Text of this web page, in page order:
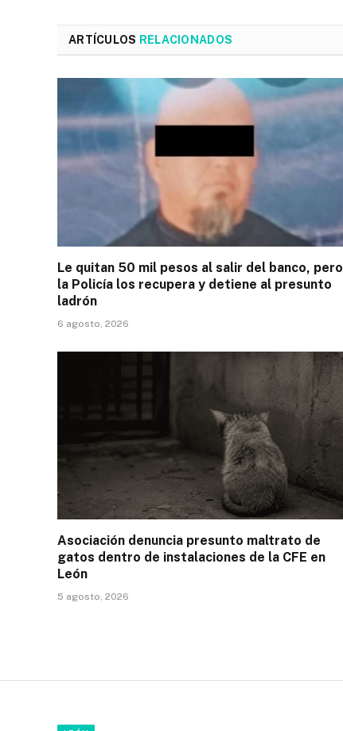
ARTÍCULOS RELACIONADOS
Le quitan 50 mil pesos al salir del banco, pero
la Policía los recupera y detiene al presunto
ladrón
6 agosto, 2026
Asociación denuncia presunto maltrato de
gatos dentro de instalaciones de la CFE en
León
5 agosto, 2026